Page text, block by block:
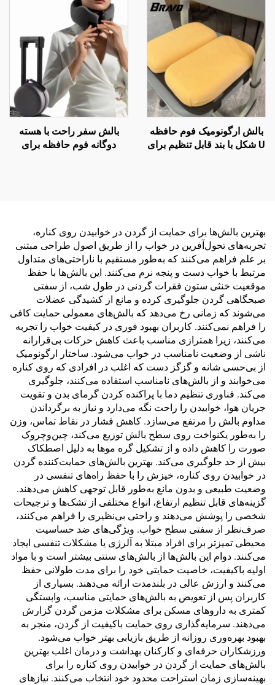
ارتوپدیک گردنی، بالش فوم
حافظه H8
بالش ارگونومیک فوم حافظه
U شکل با بند قابل تنظیم برای
بالش سفر راحت با هسته
دوگانه فوم حافظه برای
بهترین بالش‌ها برای حمایت از گردن در خوابیدن روی کناره،
تجربه‌های تحول‌آفرین در خواب را از طریق اصول طراحی مبتنی
بر علم فراهم می‌کنند که به‌طور مستقیم با ناراحتی‌های متداول
مرتبط با خواب دست و پنجه نرم می‌کنند. این بالش‌ها با حفظ
موقعیت خنثی ستون فقرات گردنی در طول شب، از سفتی
صبحگاهی گردن جلوگیری کرده و مانع از کشیدگی عضلات
می‌شوند که زمانی رخ می‌دهد که بالش‌های معمولی حمایت کافی
را فراهم نمی‌کنند. کاربران بهبود فوری در کیفیت خواب را تجربه
می‌کنند، زیرا همترازی مناسب باعث کاهش حرکات بی‌قرارانه
ناشی از وضعیت نامناسب در خواب می‌شود. ساختار ارگونومیک
از بی‌حسی شانه و گزگز دست که اغلب در افرادی که روی کناره
می‌خوابند و از بالش‌های نامناسب استفاده می‌کنند، جلوگیری
می‌کند. فناوری تنظیم دما با پراکنده کردن گرمای بدن و تقویت
جریان هوا، خوابیدن را راحت نگه می‌دارد و نیاز به برگرداندن
مداوم بالش را مرتفع می‌سازد. کاهش فشار در نقاط تماس، وزن
را به‌طور یکنواخت روی سطح بالش توزیع می‌کند، چین‌وچروک
صورت را کاهش داده و از تشکیل گره موها به دلیل اصطکاک
بیش از حد جلوگیری می‌کند. بهترین بالش‌های حمایت‌کننده گردن
در خوابیدن روی کناره، خیزش را با حفظ راه‌های تنفسی در
وضعیت طبیعی و بدون مانع به‌طور قابل توجهی کاهش می‌دهند.
گزینه‌های قابل تنظیم ارتفاع، انواع مختلفی از تشک‌ها و ترجیحات
شخصی را پوشش می‌دهند و راحتی بی‌نظیری را فراهم می‌کنند،
صرف‌نظر از سفتی سطح خواب. ویژگی‌های ضد حساسیت
محیطی تمیزتر برای افراد مبتلا به آلرژی یا مشکلات تنفسی ایجاد
می‌کنند. دوام این بالش‌ها از بالش‌های سنتی بیشتر است و با مواد
اولیه باکیفیت، خاصیت حمایتی خود را برای مدت طولانی حفظ
می‌کنند و ارزش عالی در بلندمدت ارائه می‌دهند. بسیاری از
کاربران پس از تعویض به بالش‌های حمایتی مناسب، وابستگی
کمتری به داروهای مسکن برای مشکلات مزمن گردن گزارش
می‌دهند. سرمایه‌گذاری روی حمایت باکیفیت از گردن، منجر به
بهبود بهره‌وری روزانه از طریق بازیابی بهتر خواب می‌شود.
ورزشکاران حرفه‌ای و کارکنان بهداشت و درمان اغلب بهترین
بالش‌های حمایت از گردن در خوابیدن روی کناره را برای
بهینه‌سازی زمان استراحت محدود خود انتخاب می‌کنند. نیازهای